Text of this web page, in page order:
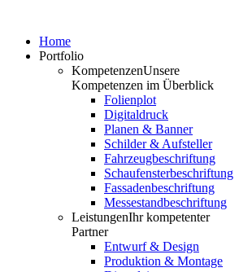
Home
Portfolio
KompetenzenUnsere
Kompetenzen im Überblick
Folienplot
Digitaldruck
Planen & Banner
Schilder & Aufsteller
Fahrzeugbeschriftung
Schaufensterbeschriftung
Fassadenbeschriftung
Messestandbeschriftung
LeistungenIhr kompetenter
Partner
Entwurf & Design
Produktion & Montage